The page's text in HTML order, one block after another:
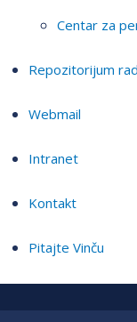
Centar za
Repozitorijum
Webmail
Intranet
Kontakt
Pitajte Vinču